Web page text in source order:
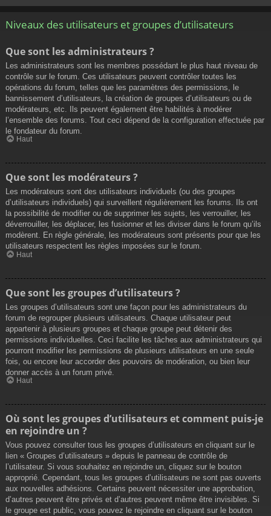
Niveaux des utilisateurs et groupes d’utilisateurs
Que sont les administrateurs ?
Les administrateurs sont les membres possédant le plus haut niveau de
contrôle sur le forum. Ces utilisateurs peuvent contrôler toutes les
opérations du forum, telles que les paramètres des permissions, le
bannissement d’utilisateurs, la création de groupes d’utilisateurs ou de
modérateurs, etc. Ils peuvent également être habilités à modérer
l’ensemble des forums. Tout ceci dépend de la configuration effectuée par
le fondateur du forum.
Haut
Que sont les modérateurs ?
Les modérateurs sont des utilisateurs individuels (ou des groupes
d’utilisateurs individuels) qui surveillent régulièrement les forums. Ils ont
la possibilité de modifier ou de supprimer les sujets, les verrouiller, les
déverrouiller, les déplacer, les fusionner et les diviser dans le forum qu’ils
modèrent. En règle générale, les modérateurs sont présents pour que les
utilisateurs respectent les règles imposées sur le forum.
Haut
Que sont les groupes d’utilisateurs ?
Les groupes d’utilisateurs sont une façon pour les administrateurs du
forum de regrouper plusieurs utilisateurs. Chaque utilisateur peut
appartenir à plusieurs groupes et chaque groupe peut détenir des
permissions individuelles. Ceci facilite les tâches aux administrateurs qui
pourront modifier les permissions de plusieurs utilisateurs en une seule
fois, ou encore leur accorder des pouvoirs de modération, ou bien leur
donner accès à un forum privé.
Haut
Où sont les groupes d’utilisateurs et comment puis-je
en rejoindre un ?
Vous pouvez consulter tous les groupes d’utilisateurs en cliquant sur le
lien « Groupes d’utilisateurs » depuis le panneau de contrôle de
l’utilisateur. Si vous souhaitez en rejoindre un, cliquez sur le bouton
approprié. Cependant, tous les groupes d’utilisateurs ne sont pas ouverts
aux nouvelles adhésions. Certains peuvent nécessiter une approbation,
d’autres peuvent être privés et d’autres peuvent même être invisibles. Si
le groupe est public, vous pouvez le rejoindre en cliquant sur le bouton